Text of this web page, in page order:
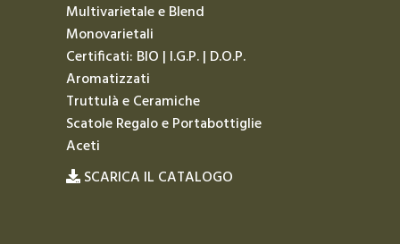
Multivarietale e Blend
Monovarietali
Certificati: BIO | I.G.P. | D.O.P.
Aromatizzati
Truttulà e Ceramiche
Scatole Regalo e Portabottiglie
Aceti
SCARICA IL CATALOGO